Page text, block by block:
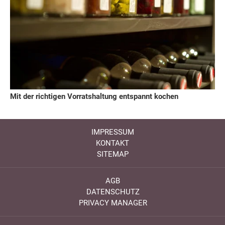
Mit der richtigen Vorratshaltung entspannt kochen
IMPRESSUM
KONTAKT
SITEMAP
AGB
DATENSCHUTZ
PRIVACY MANAGER